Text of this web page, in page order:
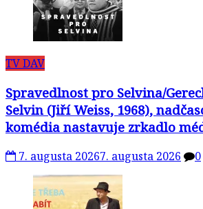
TV DAV
Spravedlnost pro Selvina/
Selvin (Jiří Weiss, 1968),
komédia nastavuje zrkadlo
7. augusta 20267. augusta 2026 0